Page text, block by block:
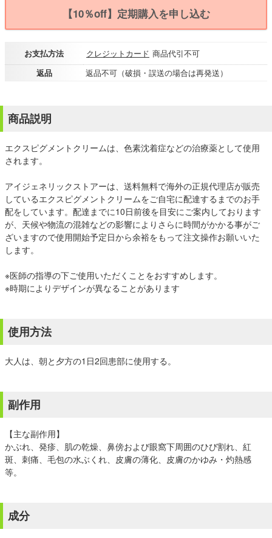
【10％off】定期購入を申し込む
お支払方法 クレジットカード 商品代引不可
返品
返品不可（破損・誤送の場合は再発送）
商品説明
エクスピグメントクリームは、色素沈着症などの治療薬として使用
されます。
アイジェネリックストアーは、送料無料で海外の正規代理店が販売
しているエクスピグメントクリームをご自宅に配達するまでのお手
配をしています。配達までに10日前後を目安にご案内しております
が、天候や物流の混雑などの影響によりさらに時間がかかる事がご
ざいますので使用開始予定日から余裕をもって注文操作お願いいた
します。
※医師の指導の下ご使用いただくことをおすすめします。
※時期によりデザインが異なることがあります
使用方法
大人は、朝と夕方の1日2回患部に使用する。
副作用
【主な副作用】
かぶれ、発疹、肌の乾燥、鼻傍および眼窩下周囲のひび割れ、紅
斑、刺痛、毛包の水ぶくれ、皮膚の薄化、皮膚のかゆみ・灼熱感
等。
成分